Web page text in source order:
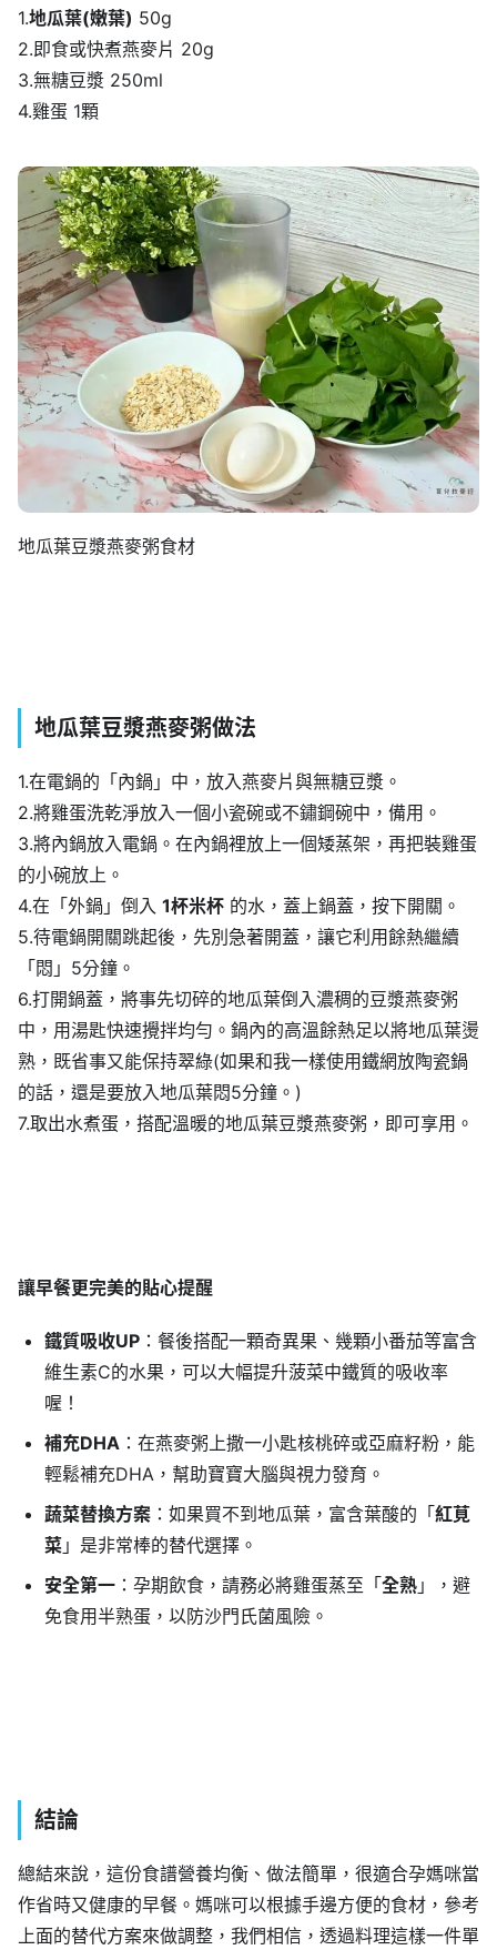
1.地瓜葉(嫩葉) 50g
2.即食或快煮燕麥片 20g
3.無糖豆漿 250ml
4.雞蛋 1顆
地瓜葉豆漿燕麥粥食材
地瓜葉豆漿燕麥粥做法
1.在電鍋的「內鍋」中，放入燕麥片與無糖豆漿。
2.將雞蛋洗乾淨放入一個小瓷碗或不鏽鋼碗中，備用。
3.將內鍋放入電鍋。在內鍋裡放上一個矮蒸架，再把裝雞蛋
的小碗放上。
4.在「外鍋」倒入 1杯米杯 的水，蓋上鍋蓋，按下開關。
5.待電鍋開關跳起後，先別急著開蓋，讓它利用餘熱繼續
「悶」5分鐘。
6.打開鍋蓋，將事先切碎的地瓜葉倒入濃稠的豆漿燕麥粥
中，用湯匙快速攪拌均勻。鍋內的高溫餘熱足以將地瓜葉燙
熟，既省事又能保持翠綠(如果和我一樣使用鐵網放陶瓷鍋
的話，還是要放入地瓜葉悶5分鐘。)
7.取出水煮蛋，搭配溫暖的地瓜葉豆漿燕麥粥，即可享用。
讓早餐更完美的貼心提醒
鐵質吸收UP ：餐後搭配一顆奇異果、幾顆小番茄等富含
維生素C的水果，可以大幅提升菠菜中鐵質的吸收率
喔！
補充DHA ：在燕麥粥上撒一小匙核桃碎或亞麻籽粉，能
輕鬆補充DHA，幫助寶寶大腦與視力發育。
蔬菜替換方案 ：如果買不到地瓜葉，富含葉酸的「紅莧
菜 」是非常棒的替代選擇。
安全第一 ：孕期飲食，請務必將雞蛋蒸至「全熟 」，避
免食用半熟蛋，以防沙門氏菌風險。
結論
總結來說，這份食譜營養均衡、做法簡單，很適合孕媽咪當
作省時又健康的早餐。媽咪可以根據手邊方便的食材，參考
上面的替代方案來做調整，我們相信，透過料理這樣一件單